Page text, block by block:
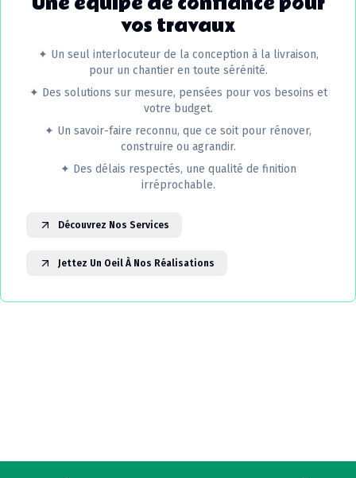
vos travaux
✦ Un seul interlocuteur de la conception à la livraison,
pour un chantier en toute sérénité.
✦ Des solutions sur mesure, pensées pour vos besoins et
votre budget.
✦ Un savoir-faire reconnu, que ce soit pour rénover,
construire ou agrandir.
✦ Des délais respectés, une qualité de finition
irréprochable.
Découvrez Nos Services
Jettez Un Oeil À Nos Réalisations